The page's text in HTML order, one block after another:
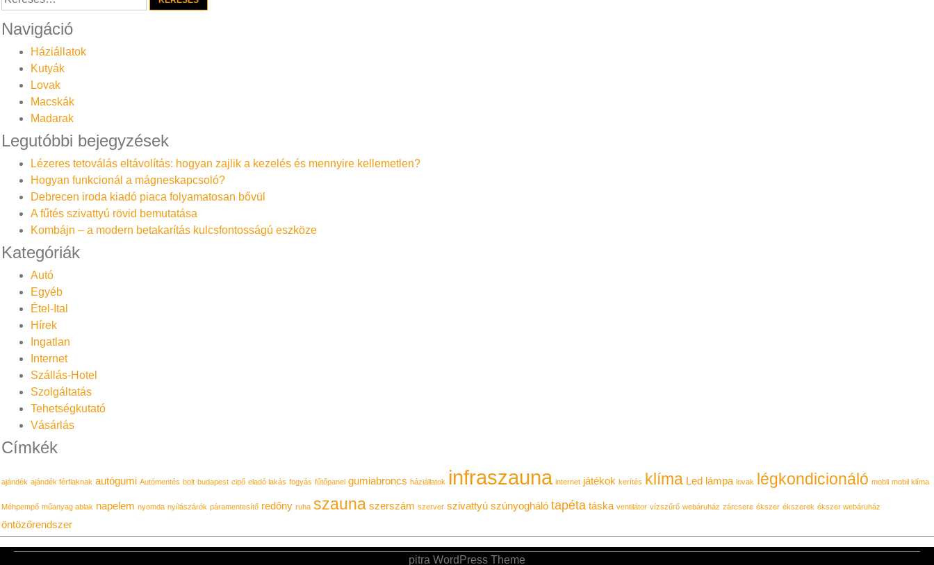
Navigáció
Háziállatok
Kutyák
Lovak
Macskák
Madarak
Legutóbbi bejegyzések
Lézeres tetoválás eltávolítás: hogyan zajlik a kezelés és mennyire kellemetlen?
Hogyan funkcionál a mágneskapcsoló?
Debrecen iroda kiadó piaca folyamatosan bővül
A fűtés szivattyú rövid bemutatása
Kombájn – a modern betakarítás kulcsfontosságú eszköze
Kategóriák
Autó
Egyéb
Étel-Ital
Hírek
Ingatlan
Internet
Szállás-Hotel
Szolgáltatás
Tehetségkutató
Vásárlás
Címkék
ajándék ajándék férfiaknak autógumi Autómentés bolt budapest cipő eladó lakás fogyás fűtőpanel gumiabroncs háziállatok infraszauna internet játékok kerítés klíma Led lámpa lovak légkondicionáló mobil mobil klíma
Méhpempő műanyag ablak napelem nyomda nyílászárók páramentesítő redőny ruha szauna szerszám szerver szivattyú szúnyogháló tapéta táska ventilátor vízszűrő webáruház zárcsere ékszer ékszerek ékszer webáruház
öntözőrendszer
pitra WordPress Theme